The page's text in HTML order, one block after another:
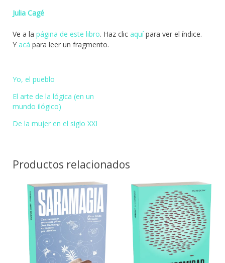
Julia Cagé
Ve a la página de este libro. Haz clic aquípara ver el índice.
Y acá para leer un fragmento.
Yo, el pueblo
El arte de la lógica (en un
mundo ilógico)
De la mujer en el siglo XXI
Productos relacionados